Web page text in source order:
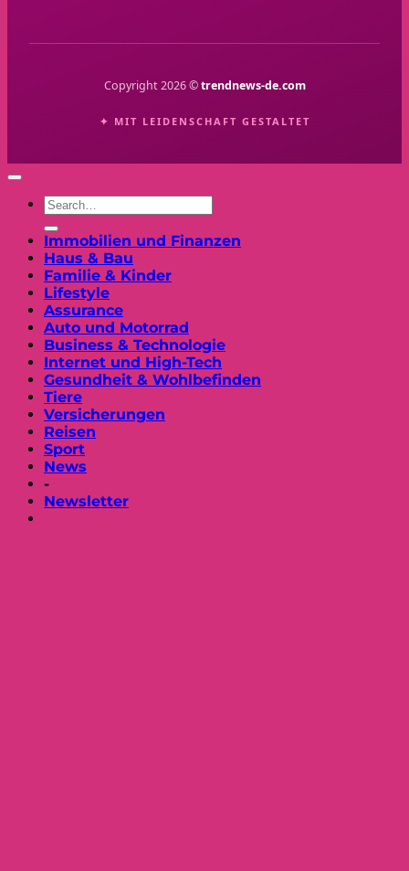
Copyright 2026 ©trendnews-de.com
✦ MIT LEIDENSCHAFT GESTALTET
Immobilien und Finanzen
Haus & Bau
Familie & Kinder
Lifestyle
Assurance
Auto und Motorrad
Business & Technologie
Internet und High-Tech
Gesundheit & Wohlbefinden
Tiere
Versicherungen
Reisen
Sport
News
-
Newsletter